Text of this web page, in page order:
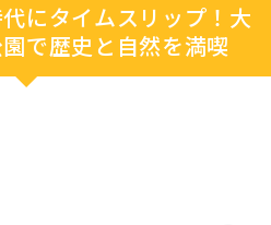
にタイムスリップ！大
で歴史と自然を満喫